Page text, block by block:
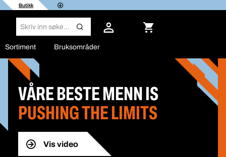
Butikk
Sortiment Bruksområder
VÅRE BESTE MENN IS
PUSHING THE LIMITS
Vis video